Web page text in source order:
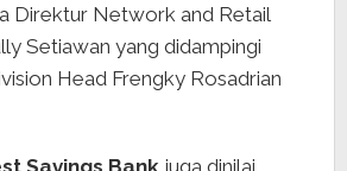
Direktur Network and Retail
Setiawan yang didampingi
Head Frengky Rosadrian
Savings Bank juga dinilai